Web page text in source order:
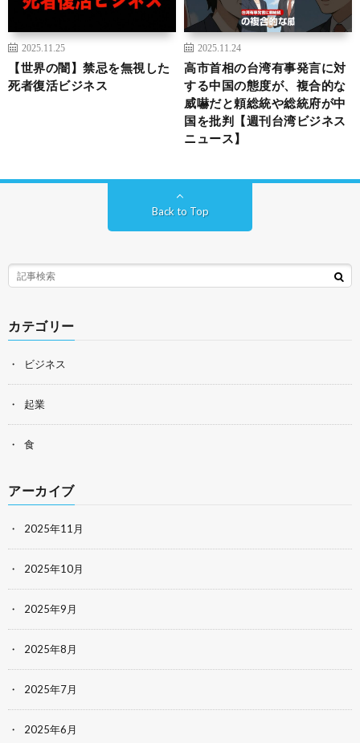
2025.11.25
【世界の闇】禁忌を無視した
死者復活ビジネス
2025.11.24
高市首相の台湾有事発言に対
する中国の態度が、複合的な
威嚇だと頼総統や総統府が中
国を批判【週刊台湾ビジネス
ニュース】
Back to Top
カテゴリー
ビジネス
起業
食
アーカイブ
2025年11月
2025年10月
2025年9月
2025年8月
2025年7月
2025年6月